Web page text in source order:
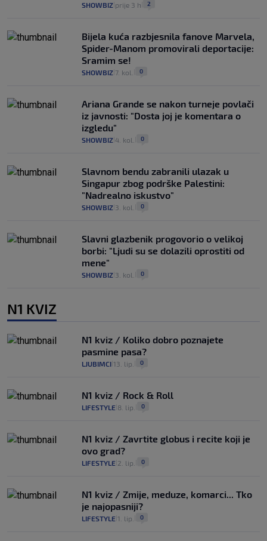
SHOWBIZ prije 3 h 2
Bijela kuća razbjesnila fanove Marvela,
Spider-Manom promovirali deportacije:
Sramim se!
SHOWBIZ 7. kol. 0
Ariana Grande se nakon turneje povlači
iz javnosti: "Dosta joj je komentara o
izgledu"
SHOWBIZ 4. kol. 0
Slavnom bendu zabranili ulazak u
Singapur zbog podrške Palestini:
"Nadrealno iskustvo"
SHOWBIZ 3. kol. 0
Slavni glazbenik progovorio o velikoj
borbi: "Ljudi su se dolazili oprostiti od
mene"
SHOWBIZ 3. kol. 0
N1 KVIZ
N1 kviz / Koliko dobro poznajete
pasmine pasa?
LJUBIMCI 13. lip. 0
N1 kviz / Rock & Roll
LIFESTYLE 8. lip. 0
N1 kviz / Zavrtite globus i recite koji je
ovo grad?
LIFESTYLE 2. lip. 0
N1 kviz / Zmije, meduze, komarci... Tko
je najopasniji?
LIFESTYLE 1. lip. 0